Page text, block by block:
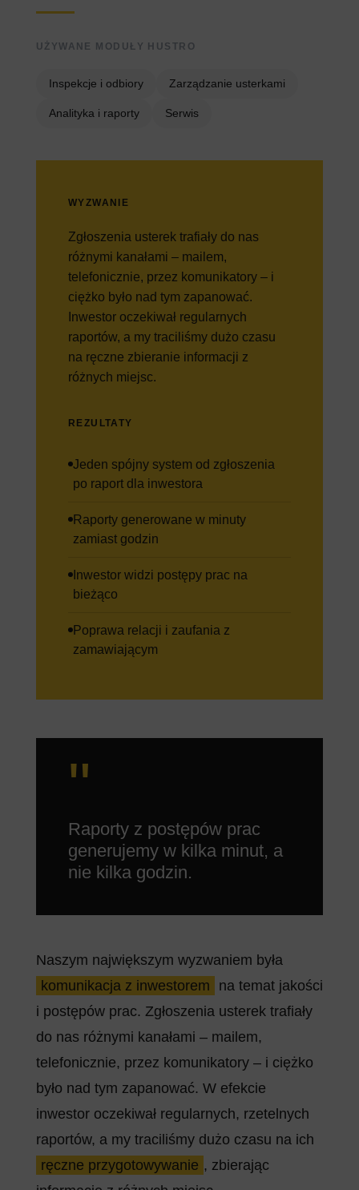
UŻYWANE MODUŁY HUSTRO
Inspekcje i odbiory Zarządzanie usterkami
Analityka i raporty Serwis
WYZWANIE
Zgłoszenia usterek trafiały do nas
różnymi kanałami – mailem,
telefonicznie, przez komunikatory – i
ciężko było nad tym zapanować.
Inwestor oczekiwał regularnych
raportów, a my traciliśmy dużo czasu
na ręczne zbieranie informacji z
różnych miejsc.
REZULTATY
Jeden spójny system od zgłoszenia
po raport dla inwestora
Raporty generowane w minuty
zamiast godzin
Inwestor widzi postępy prac na
bieżąco
Poprawa relacji i zaufania z
zamawiającym
"
Raporty z postępów prac
generujemy w kilka minut, a
nie kilka godzin.
Naszym największym wyzwaniem była
komunikacja z inwestorem
na temat jakości
i postępów prac. Zgłoszenia usterek trafiały
do nas różnymi kanałami – mailem,
telefonicznie, przez komunikatory – i ciężko
było nad tym zapanować. W efekcie
inwestor oczekiwał regularnych, rzetelnych
raportów, a my traciliśmy dużo czasu na ich
ręczne przygotowywanie , zbierając